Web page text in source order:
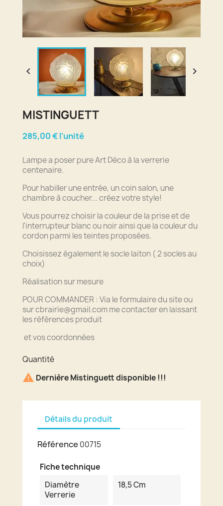
 
MISTINGUETT
285,00 € l'unité
Lampe a poser pure Art Déco à la verrerie
centenaire.
Pour habiller une entrée, un coin salon, une
chambre à coucher... créez votre style!
Vous pourrez choisir la couleur de la prise et de
l'interrupteur blanc ou noir ainsi que la couleur du
cordon parmi les teintes proposées.
Choisissez également le socle laiton ( 2 socles au
choix)
Réalisation sur mesure
POUR COMMANDER : Via le formulaire du site ou
sur cbrairie@gmail.com me contacter en laissant
les références produit
et vos coordonnées
Quantité
 Dernière Mistinguett disponible !!!
Détails du produit
Référence 00715
Fiche technique
Diamètre
Verrerie
18,5 Cm